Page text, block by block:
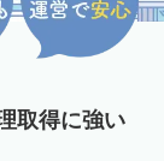
取得に強い